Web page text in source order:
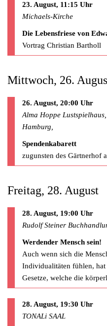
23. August, 11:15 Uhr
Michaels-Kirche
Die Lebensfriese von
Vortrag Christian Bartholl
Mittwoch, 26.
26. August, 20:00 Uhr
Alma Hoppe
Hamburg,
Spendenkabarett
zugunsten des Gärtnerhof
Freitag, 28. August
28. August, 19:00 Uhr
Rudolf Steiner
Werdender Mensch sein!
Auch wenn sich die
Individualitäten fühlen,
Gesetze, welche die
28. August, 19:30 Uhr
TONALi SAAL